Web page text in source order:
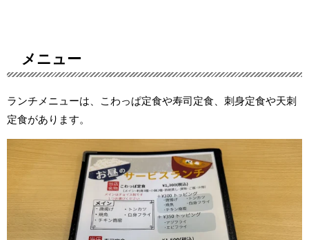
メニュー
ランチメニューは、こわっぱ定食や寿司定食、刺身定食や天刺
定食があります。